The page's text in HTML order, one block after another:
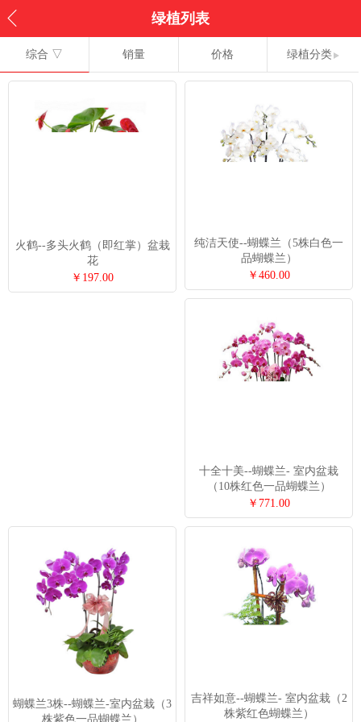
绿植列表
综合 ▽ 销量 价格 绿植分类
火鹤--多头火鹤（即红掌）盆栽
花
￥197.00
纯洁天使--蝴蝶兰（5株白色一
品蝴蝶兰）
￥460.00
十全十美--蝴蝶兰- 室内盆栽
（10株红色一品蝴蝶兰）
￥771.00
蝴蝶兰3株--蝴蝶兰-室内盆栽（3
株紫色一品蝴蝶兰）
吉祥如意--蝴蝶兰- 室内盆栽（2
株紫红色蝴蝶兰）